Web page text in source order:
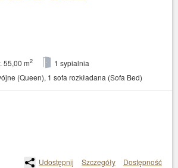
55,00 m2
1 sypialnia
(Queen), 1 sofa rozkładana (Sofa Bed)
Udostępnij Szczegóły Dostępność